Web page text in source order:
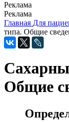
Реклама
Реклама
Главная Для
типа. Общие
Общие